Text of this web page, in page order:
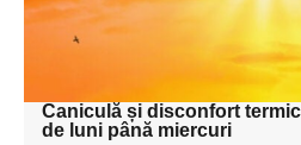
textul pentru
Caniculă și disconfort
de luni până miercuri